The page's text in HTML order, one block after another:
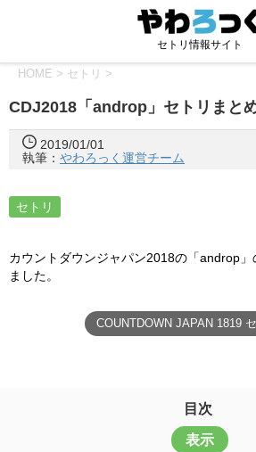
セトリ情報サイト
HOME > セトリ >
CDJ2018「androp」セトリまと
2019/01/01
執筆： やわろっく運営チーム
セトリ
カウントダウンジャパン2018の「androp
ました。
COUNTDOWN JAPAN 1819
目次
表示